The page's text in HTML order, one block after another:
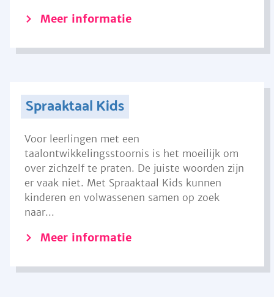
Meer informatie
Spraaktaal Kids
Voor leerlingen met een
taalontwikkelingsstoornis is het moeilijk om
over zichzelf te praten. De juiste woorden zijn
er vaak niet. Met Spraaktaal Kids kunnen
kinderen en volwassenen samen op zoek
naar...
Meer informatie